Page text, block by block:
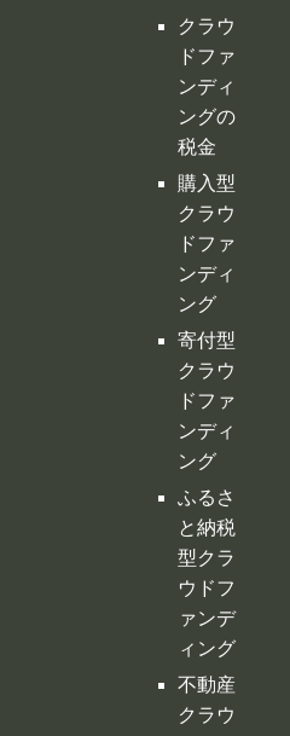
クラウ
ドファ
ンディ
ング
寄付型
クラウ
ドファ
ンディ
ング
ふるさ
と納税
型クラ
ウドフ
ァンデ
ィング
不動産
クラウ
ドファ
ンディ
ング
投資型
クラウ
ドファ